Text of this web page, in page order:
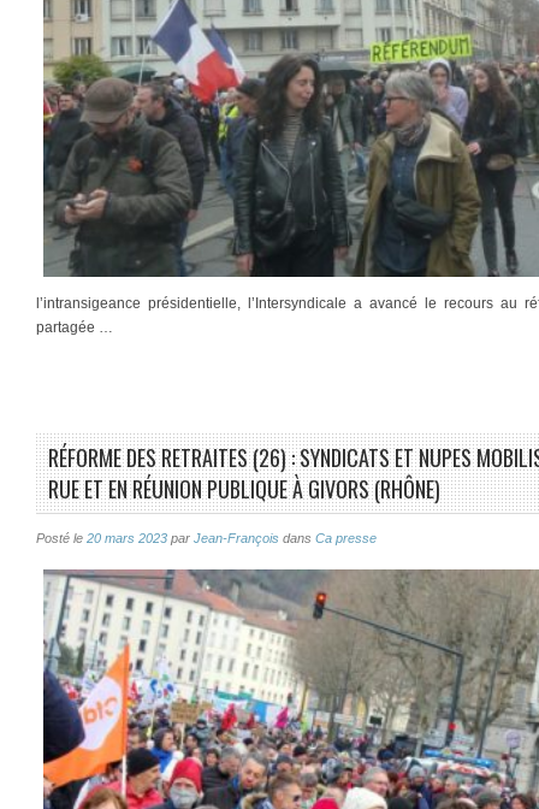
l’intransigeance présidentielle, l’Intersyndicale a avancé le recours au
partagée …
RÉFORME DES RETRAITES (26) : SYNDICATS ET NUPES
RUE ET EN RÉUNION PUBLIQUE À GIVORS (RHÔNE)
Posté le 20 mars 2023 par Jean-François dans Ca presse